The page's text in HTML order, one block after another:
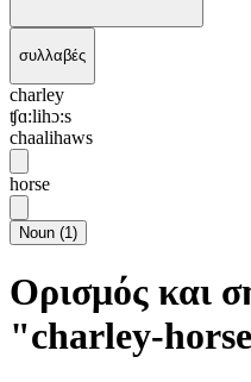
συλλαβές
charley
ʧɑ:lihɔ:s
chaalihaws
horse
Noun (1)
Ορισμός και
"charley-